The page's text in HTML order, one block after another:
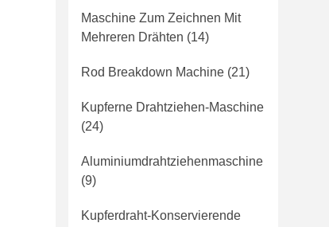
Maschine Zum Zeichnen Mit
Mehreren Drähten (14)
Rod Breakdown Machine (21)
Kupferne Drahtziehen-Maschine
(24)
Aluminiumdrahtziehenmaschine
(9)
Kupferdraht-Konservierende